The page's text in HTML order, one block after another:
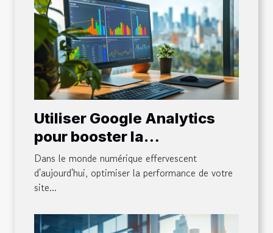
Utiliser Google Analytics
pour booster la
performance de votre site
d'affaires
Dans le monde numérique effervescent
d'aujourd'hui, optimiser la performance de votre
site...